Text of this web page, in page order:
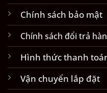
Chính sách bảo mật
Chính sách đổi trả
Hình thức thanh
Vận chuyển lắp đặt